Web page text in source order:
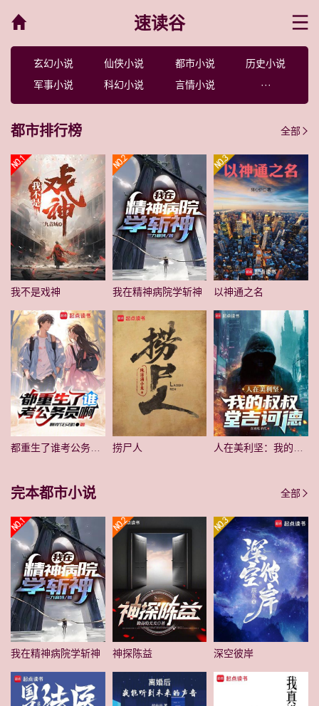
速读谷
玄幻小说 仙侠小说 都市小说
历史小说
军事小说
科幻小说 言情小说 ···
都市排行榜 全部
我不是戏神 我在精神病院学斩神 以神通之名
捞尸人
完本都市小说 全部
我在精神病院学斩神 神探陈益 深空彼岸